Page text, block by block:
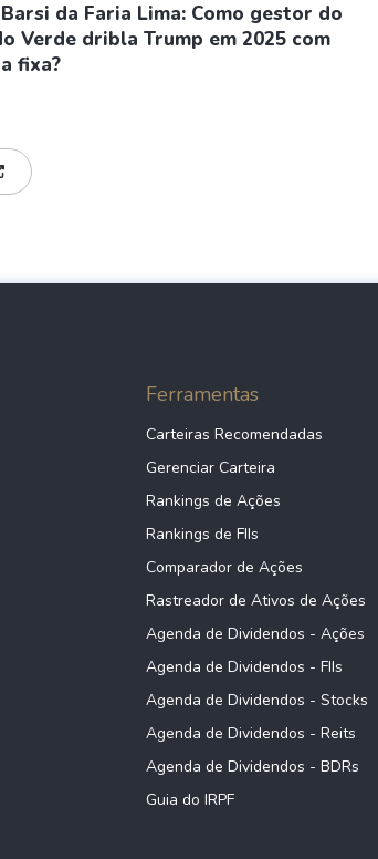
da Faria Lima: Como gestor do
Verde dribla Trump em 2025 com
fixa?
Ferramentas
Carteiras Recomendadas
Gerenciar Carteira
Rankings de Ações
Rankings de FIIs
Comparador de Ações
Rastreador de Ativos de Ações
Agenda de Dividendos - Ações
Agenda de Dividendos - FIIs
Agenda de Dividendos - Stocks
Agenda de Dividendos - Reits
Agenda de Dividendos - BDRs
Guia do IRPF